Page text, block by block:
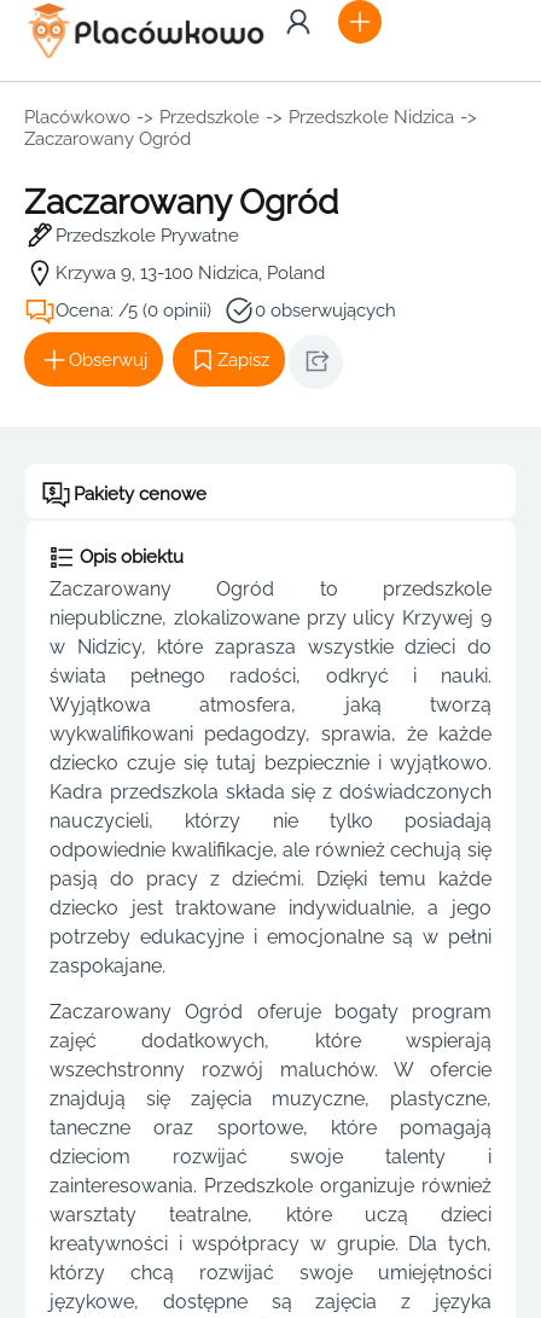
Placówkowo -> Przedszkole -> Przedszkole Nidzica ->
Zaczarowany Ogród
Zaczarowany Ogród
Przedszkole Prywatne
Krzywa 9, 13-100 Nidzica, Poland
Ocena: /5 (0 opinii)
0 obserwujących
Obserwuj Zapisz
Pakiety cenowe
Opis obiektu
Zaczarowany Ogród to przedszkole
niepubliczne, zlokalizowane przy ulicy Krzywej 9
w Nidzicy, które zaprasza wszystkie dzieci do
świata pełnego radości, odkryć i nauki.
Wyjątkowa atmosfera, jaką tworzą
wykwalifikowani pedagodzy, sprawia, że każde
dziecko czuje się tutaj bezpiecznie i wyjątkowo.
Kadra przedszkola składa się z doświadczonych
nauczycieli, którzy nie tylko posiadają
odpowiednie kwalifikacje, ale również cechują się
pasją do pracy z dziećmi. Dzięki temu każde
dziecko jest traktowane indywidualnie, a jego
potrzeby edukacyjne i emocjonalne są w pełni
zaspokajane.
Zaczarowany Ogród oferuje bogaty program
zajęć dodatkowych, które wspierają
wszechstronny rozwój maluchów. W ofercie
znajdują się zajęcia muzyczne, plastyczne,
taneczne oraz sportowe, które pomagają
dzieciom rozwijać swoje talenty i
zainteresowania. Przedszkole organizuje również
warsztaty teatralne, które uczą dzieci
kreatywności i współpracy w grupie. Dla tych,
którzy chcą rozwijać swoje umiejętności
językowe, dostępne są zajęcia z języka